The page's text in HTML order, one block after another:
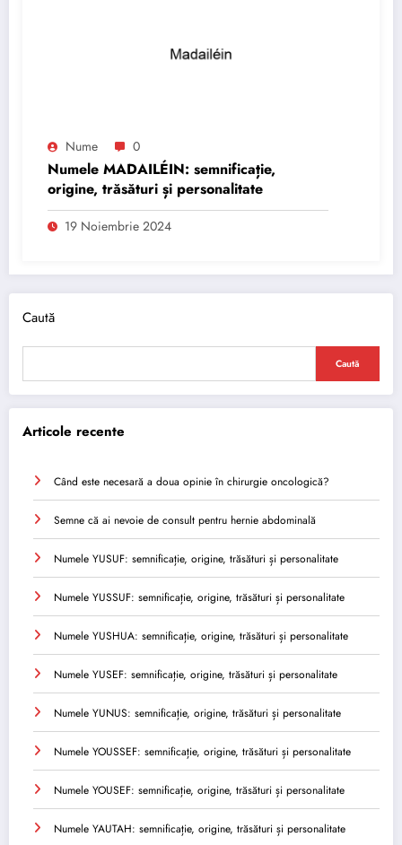
Nume 0
Numele MADAILÉIN: semnificație,
origine, trăsături și personalitate
19 Noiembrie 2024
Caută
Caută
Articole recente
Când este necesară a doua opinie în chirurgie oncologică?
Semne că ai nevoie de consult pentru hernie abdominală
Numele YUSUF: semnificație, origine, trăsături și personalitate
Numele YUSSUF: semnificație, origine, trăsături și personalitate
Numele YUSHUA: semnificație, origine, trăsături și personalitate
Numele YUSEF: semnificație, origine, trăsături și personalitate
Numele YUNUS: semnificație, origine, trăsături și personalitate
Numele YOUSSEF: semnificație, origine, trăsături și personalitate
Numele YOUSEF: semnificație, origine, trăsături și personalitate
Numele YAUTAH: semnificație, origine, trăsături și personalitate